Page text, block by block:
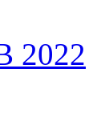
2022